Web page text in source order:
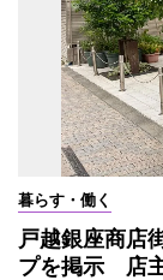
暮らす・働く
戸越銀座商店
プを掲示 店